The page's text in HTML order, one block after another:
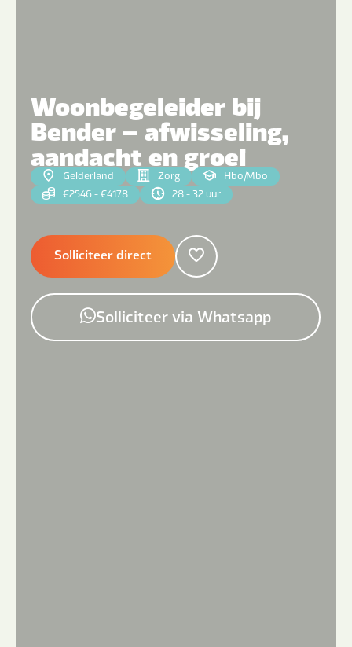
Woonbegeleider bij
Bender – afwisseling,
aandacht en groei
Gelderland Zorg Hbo|Mbo
€2546 - €4178
28 - 32 uur
Solliciteer direct
Solliciteer via Whatsapp